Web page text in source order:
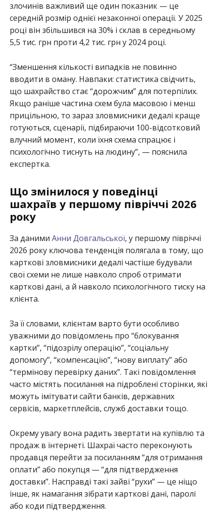
злочинів важливий ще один показник — це
середній розмір однієї незаконної операції. У 2025
році він збільшився на 30% і склав в середньому
5,5 тис. грн проти 4,2 тис. грн у 2024 році.
“Зменшення кількості випадків не повинно
вводити в оману. Навпаки: статистика свідчить,
що шахрайство стає “дорожчим” для потерпілих.
Якщо раніше частина схем була масовою і менш
прицільною, то зараз зловмисники дедалі краще
готуються, сценарії, підбираючи 100-відсотковий
влучний момент, коли їхня схема спрацює і
психологічно тиснуть на людину”, — пояснила
експертка.
Що змінилося у поведінці
шахраїв у першому півріччі 2026
року
За даними Анни Довгальської, у першому півріччі
2026 року ключова тенденція полягала в тому, що
карткові зловмисники дедалі частіше будували
свої схеми не лише навколо спроб отримати
карткові дані, а й навколо психологічного тиску на
клієнта.
За її словами, клієнтам варто бути особливо
уважними до повідомлень про “блокування
картки”, “підозрілу операцію”, “соціальну
допомогу”, “компенсацію”, “нову виплату” або
“термінову перевірку даних”. Такі повідомлення
часто містять посилання на підроблені сторінки, які
можуть імітувати сайти банків, державних
сервісів, маркетплейсів, служб доставки тощо.
Окрему увагу вона радить звертати на купівлю та
продаж в інтернеті. Шахраї часто переконують
продавця перейти за посиланням “для отримання
оплати” або покупця — “для підтвердження
доставки”. Насправді такі зайві “рухи” — це ніщо
інше, як намагання зібрати карткові дані, паролі
або коди підтвердження.